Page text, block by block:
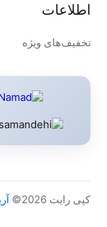
اطلاعات
تخفیف‌های ویژه
کپی رایت 2026©